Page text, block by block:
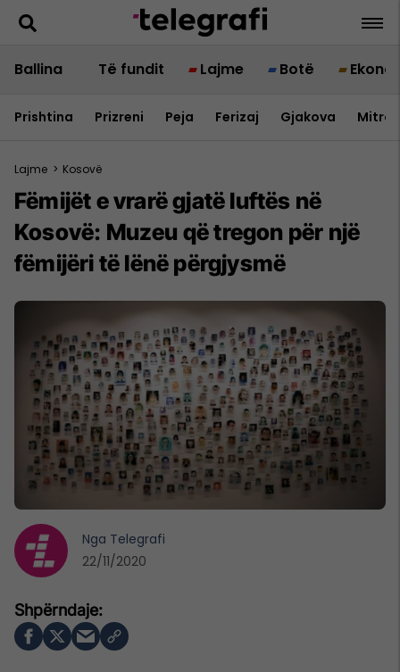
Ballina Të fundit Lajme Botë
Prishtina Prizreni Peja Ferizaj Gjakova
Lajme > Kosovë
Fëmijët e vrarë gjatë luftës në
Kosovë: Muzeu që tregon për një
fëmijëri të lënë përgjysmë
Nga Telegrafi
22/11/2020